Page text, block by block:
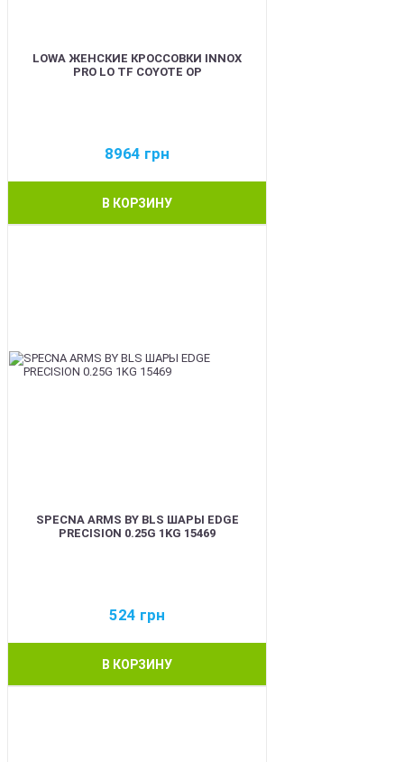
LOWA ЖЕНСКИЕ КРОССОВКИ INNOX
PRO LO TF COYOTE OP
8964 грн
В КОРЗИНУ
SPECNA ARMS BY BLS ШАРЫ EDGE
PRECISION 0.25G 1KG 15469
524 грн
В КОРЗИНУ